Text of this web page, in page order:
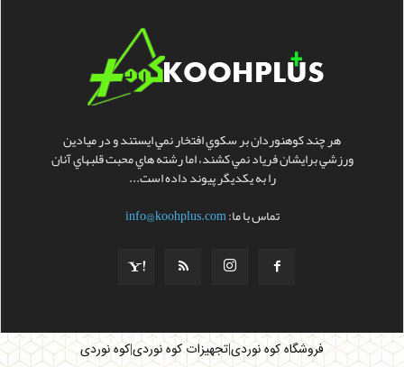
هر چند کوهنوردان بر سکوي افتخار نمي ايستند و در ميادين
ورزشي برايشان فرياد نمي کشند، اما رشته هاي محبت قلبهاي آنان
را به يکديگر پيوند داده است...
تماس با ما:info@koohplus.com
فروشگاه کوه نوردی|تجهیزات کوه نوردی|کوه نوردی